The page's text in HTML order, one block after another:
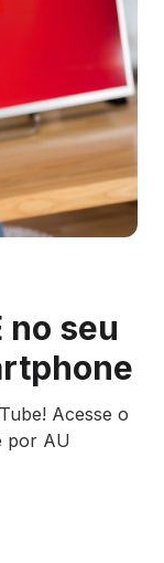
no seu
Acesse o
por AU